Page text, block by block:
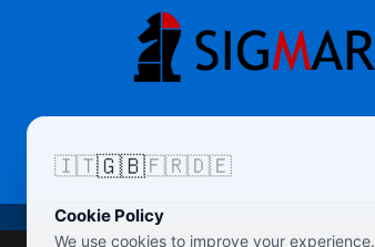
🇮🇹🇬🇧🇫🇷🇩🇪
Cookie Policy
We use cookies to improve your experience.